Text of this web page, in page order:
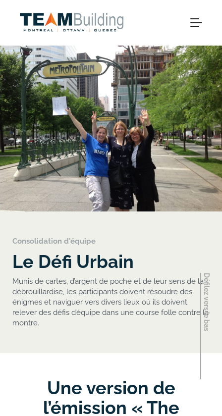
Consolidation d'équipe
Le Défi Urbain
Munis de cartes, d’argent de poche et de leur sens de la
débrouillardise, les participants doivent résoudre des
énigmes et naviguer vers divers lieux où ils doivent
relever des défis d’équipe dans une course folle contre la
montre.
Une version de
l’émission « The